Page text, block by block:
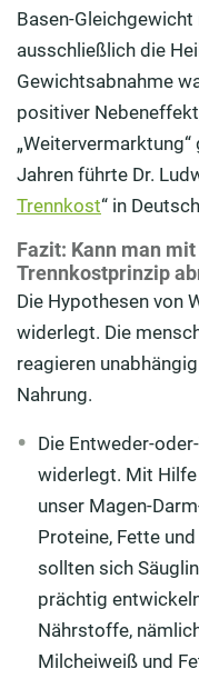
Basen-
ausschließlich die
Gewichtsabnahme
positiver
Jahren führte Dr.
Trennkost“ in
Fazit: Kann man
Trennkostprinzip
Die Hypothesen von
widerlegt. Die
reagieren
Nahrung.
Die Entweder-
widerlegt. Mit
unser Magen-
Proteine, Fette
sollten sich
prächtig
Nährstoffe,
Milcheiweiß und